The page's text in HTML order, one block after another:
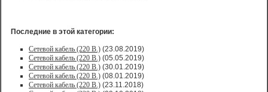
Последние в этой категории:
Сетевой кабель (220 В.) (23.08.2019)
Сетевой кабель (220 В.) (05.05.2019)
Сетевой кабель (220 В.) (30.01.2019)
Сетевой кабель (220 В.) (08.01.2019)
Сетевой кабель (220 В.) (23.11.2018)